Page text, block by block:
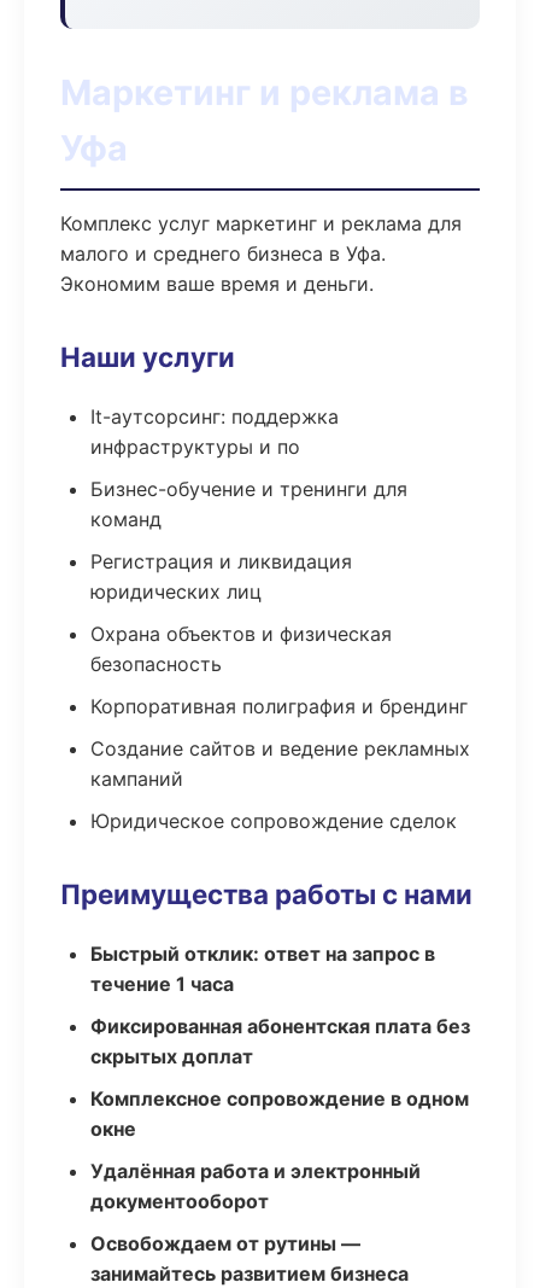
Маркетинг и реклама в
Уфа
Комплекс услуг маркетинг и реклама для
малого и среднего бизнеса в Уфа.
Экономим ваше время и деньги.
Наши услуги
It-аутсорсинг: поддержка
инфраструктуры и по
Бизнес-обучение и тренинги для
команд
Регистрация и ликвидация
юридических лиц
Охрана объектов и физическая
безопасность
Корпоративная полиграфия и брендинг
Создание сайтов и ведение рекламных
кампаний
Юридическое сопровождение сделок
Преимущества работы с нами
Быстрый отклик: ответ на запрос в
течение 1 часа
Фиксированная абонентская плата без
скрытых доплат
Комплексное сопровождение в одном
окне
Удалённая работа и электронный
документооборот
Освобождаем от рутины —
занимайтесь развитием бизнеса